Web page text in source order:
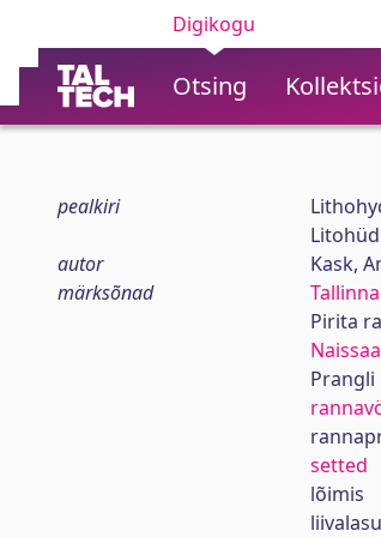
Digikogu
Otsing
pealkiri
autor
Kask,
märksõnad
Pirita
Prangli
setted
lõimis